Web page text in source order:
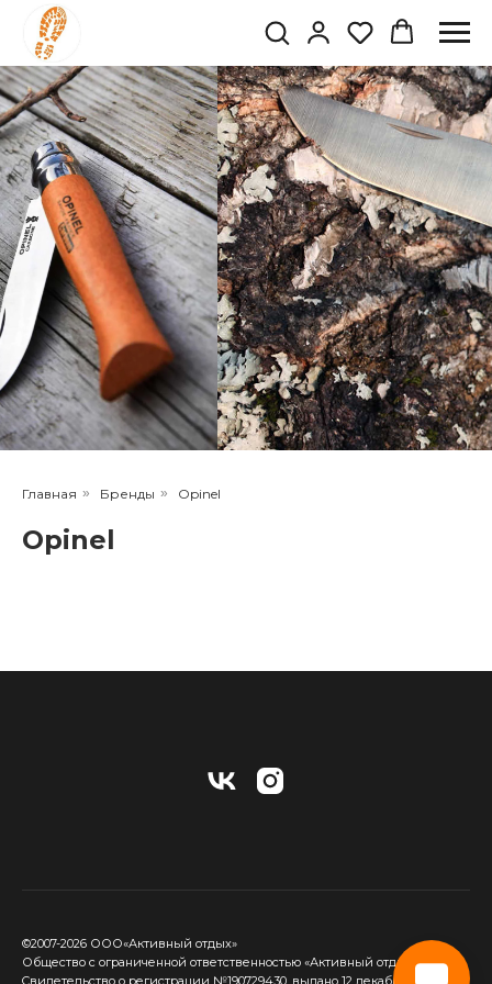
Главная » Бренды » Opinel
Opinel
©2007-2026 ООО«Активный отдых»
Общество с ограниченной ответственностью «Активный отдых»
Cвидетельство о регистрации №190729430, выдано 12 декабря 2017